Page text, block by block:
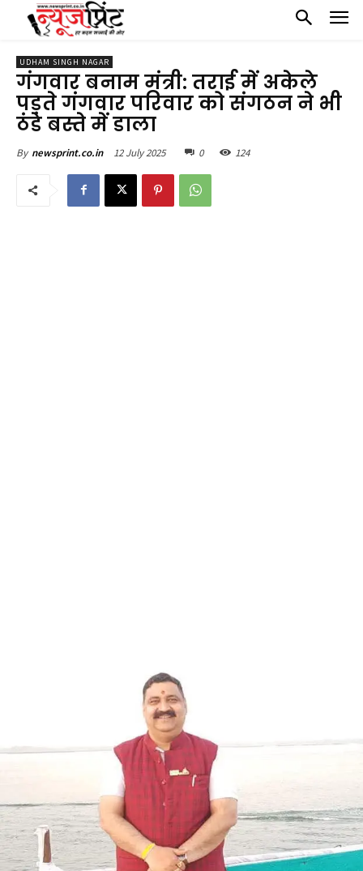
UDHAM SINGH NAGAR
गंगवार बनाम मंत्री: तराई में अकेले
पड़ते गंगवार परिवार को संगठन ने भी
ठंडे बस्ते में डाला
By newsprint.co.in 12 July 2025 0 124